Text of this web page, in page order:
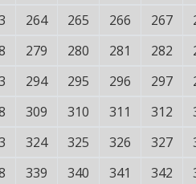
264 265 266 267
279 280 281 282
294 295 296 297
309 310 311 312
324 325 326 327
339 340 341 342